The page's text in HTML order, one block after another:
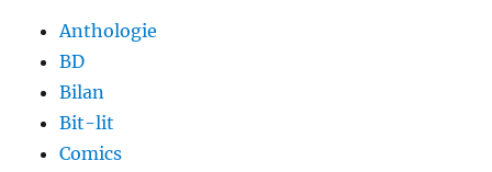
Anthologie
BD
Bilan
Bit-lit
Comics